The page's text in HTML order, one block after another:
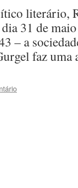
literário,
31 de
– a
faz